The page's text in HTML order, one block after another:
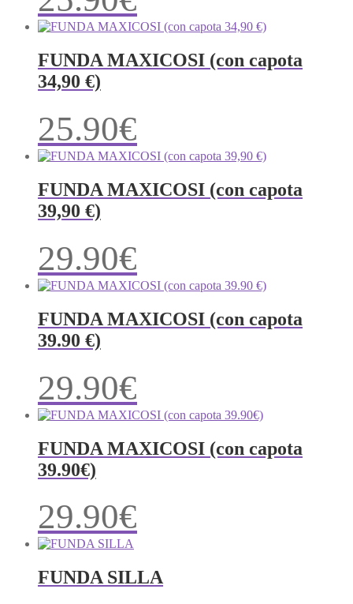
FUNDA MAXICOSI (con capota
34,90 €)
25.90€
FUNDA MAXICOSI (con capota
39,90 €)
29.90€
FUNDA MAXICOSI (con capota
39.90 €)
29.90€
FUNDA MAXICOSI (con capota
39.90€)
29.90€
FUNDA SILLA